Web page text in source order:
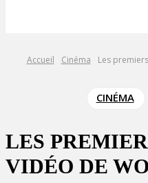
Accueil Cinéma Les
CINÉMA
LES
VIDÉO DE